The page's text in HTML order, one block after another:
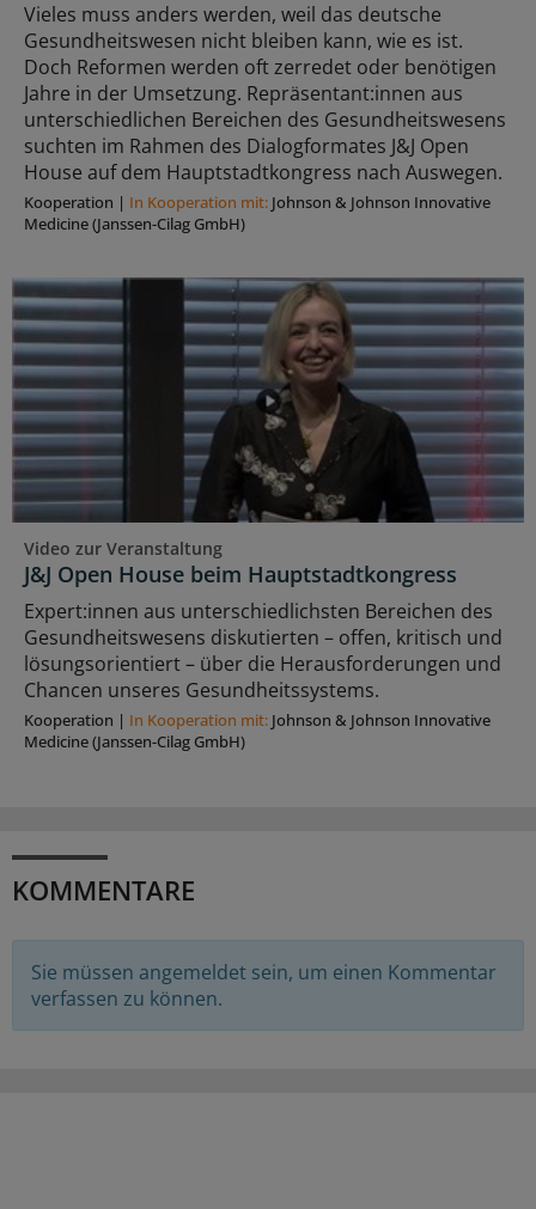
Vieles muss anders werden, weil das deutsche
Gesundheitswesen nicht bleiben kann, wie es ist.
Doch Reformen werden oft zerredet oder benötigen
Jahre in der Umsetzung. Repräsentant:innen aus
unterschiedlichen Bereichen des Gesundheitswesens
suchten im Rahmen des Dialogformates J&J Open
House auf dem Hauptstadtkongress nach Auswegen.
Kooperation | In Kooperation mit: Johnson & Johnson Innovative
Medicine (Janssen-Cilag GmbH)
Video zur Veranstaltung
J&J Open House beim Hauptstadtkongress
Expert:innen aus unterschiedlichsten Bereichen des
Gesundheitswesens diskutierten – offen, kritisch und
lösungsorientiert – über die Herausforderungen und
Chancen unseres Gesundheitssystems.
Kooperation | In Kooperation mit: Johnson & Johnson Innovative
Medicine (Janssen-Cilag GmbH)
KOMMENTARE
Sie müssen angemeldet sein, um einen Kommentar
verfassen zu können.